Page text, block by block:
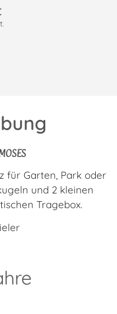
für Garten, Park oder
und 2 kleinen
Tragebox.